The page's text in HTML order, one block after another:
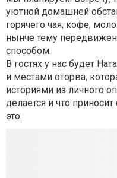
уютной домашней
горячего чая, кофе,
нынче тему
способом.
В гостях у нас будет
и местами оторва,
историями из личного
делается и что
это.